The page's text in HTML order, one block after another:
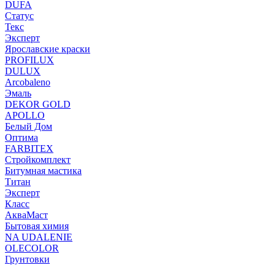
DUFA
Статус
Текс
Эксперт
Ярославские краски
PROFILUX
DULUX
Arcobaleno
Эмаль
DEKOR GOLD
APOLLO
Белый Дом
Оптима
FARBITEX
Стройкомплект
Битумная мастика
Титан
Эксперт
Класс
АкваМаст
Бытовая химия
NA UDALENIE
OLECOLOR
Грунтовки